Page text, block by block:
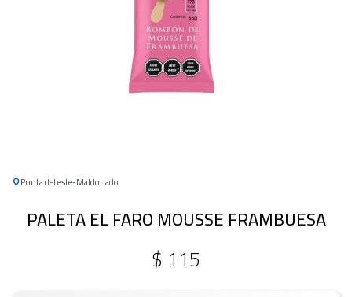
Punta del este Maldonado
PALETA EL FARO MOUSSE FRAMBUESA
$ 115